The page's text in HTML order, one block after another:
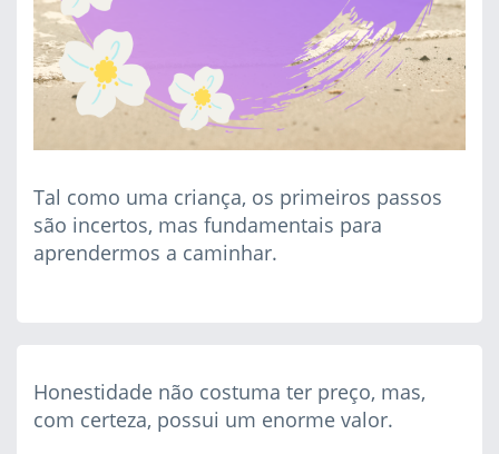
Tal como uma criança, os primeiros passos
são incertos, mas fundamentais para
aprendermos a caminhar.
Honestidade não costuma ter preço, mas,
com certeza, possui um enorme valor.